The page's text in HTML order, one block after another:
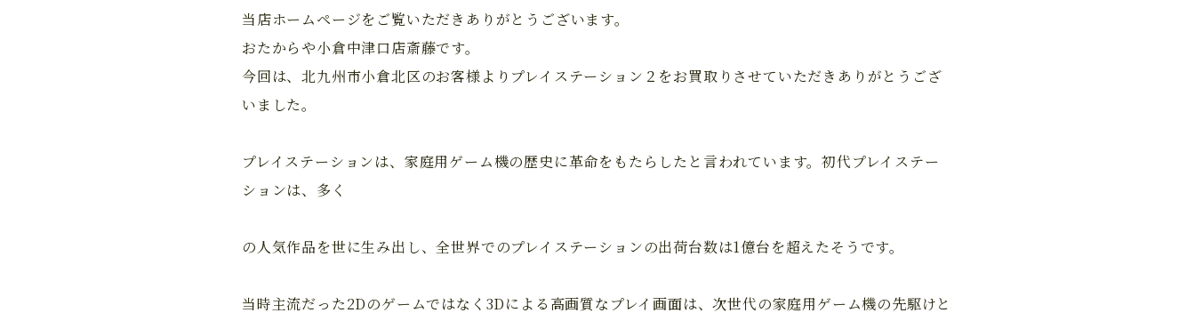
当店ホームページをご覧いただきありがとうございます。
おたからや小倉中津口店斎藤です。
今回は、北九州市小倉北区のお客様よりプレイステーション２をお買取りさせていただきありがとうござ
いました。
プレイステーションは、家庭用ゲーム機の歴史に革命をもたらしたと言われています。初代プレイステー
ションは、多く
の人気作品を世に生み出し、全世界でのプレイステーションの出荷台数は1億台を超えたそうです。
当時主流だった2Dのゲームではなく3Dによる高画質なプレイ画面は、次世代の家庭用ゲーム機の先駆けと